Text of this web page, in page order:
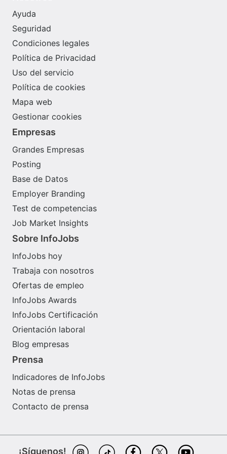
Ayuda
Seguridad
Condiciones legales
Política de Privacidad
Uso del servicio
Política de cookies
Mapa web
Gestionar cookies
Empresas
Grandes Empresas
Posting
Base de Datos
Employer Branding
Test de competencias
Job Market Insights
Sobre InfoJobs
InfoJobs hoy
Trabaja con nosotros
Ofertas de empleo
InfoJobs Awards
InfoJobs Certificación
Orientación laboral
Blog empresas
Prensa
Indicadores de InfoJobs
Notas de prensa
Contacto de prensa
¡Síguenos!